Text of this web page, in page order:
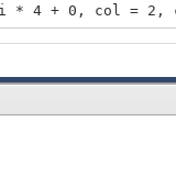
col = 1, colspan
col = 1, colspan
+ 0, col = 2,
+ 0, col = 3,
+ 1, col = 1,
* 4 + 1, col =
+ 1, col = 6,
+ 2, col = 1,
+ 3, col = 1,